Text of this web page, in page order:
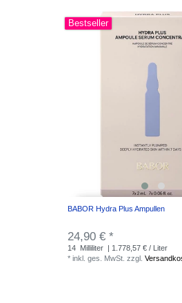
Bestseller
BABOR Hydra Plus Ampullen
24,90 € *
14 Milliliter | 1.778,57 € / Liter
*inkl. ges. MwSt. zzgl.